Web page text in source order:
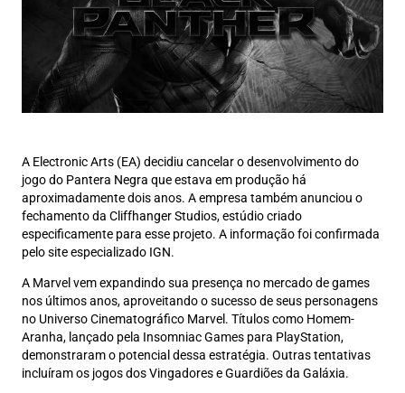
A Electronic Arts (EA) decidiu cancelar o desenvolvimento do
jogo do Pantera Negra que estava em produção há
aproximadamente dois anos. A empresa também anunciou o
fechamento da Cliffhanger Studios, estúdio criado
especificamente para esse projeto. A informação foi confirmada
pelo site especializado IGN.
A Marvel vem expandindo sua presença no mercado de games
nos últimos anos, aproveitando o sucesso de seus personagens
no Universo Cinematográfico Marvel. Títulos como Homem-
Aranha, lançado pela Insomniac Games para PlayStation,
demonstraram o potencial dessa estratégia. Outras tentativas
incluíram os jogos dos Vingadores e Guardiões da Galáxia.